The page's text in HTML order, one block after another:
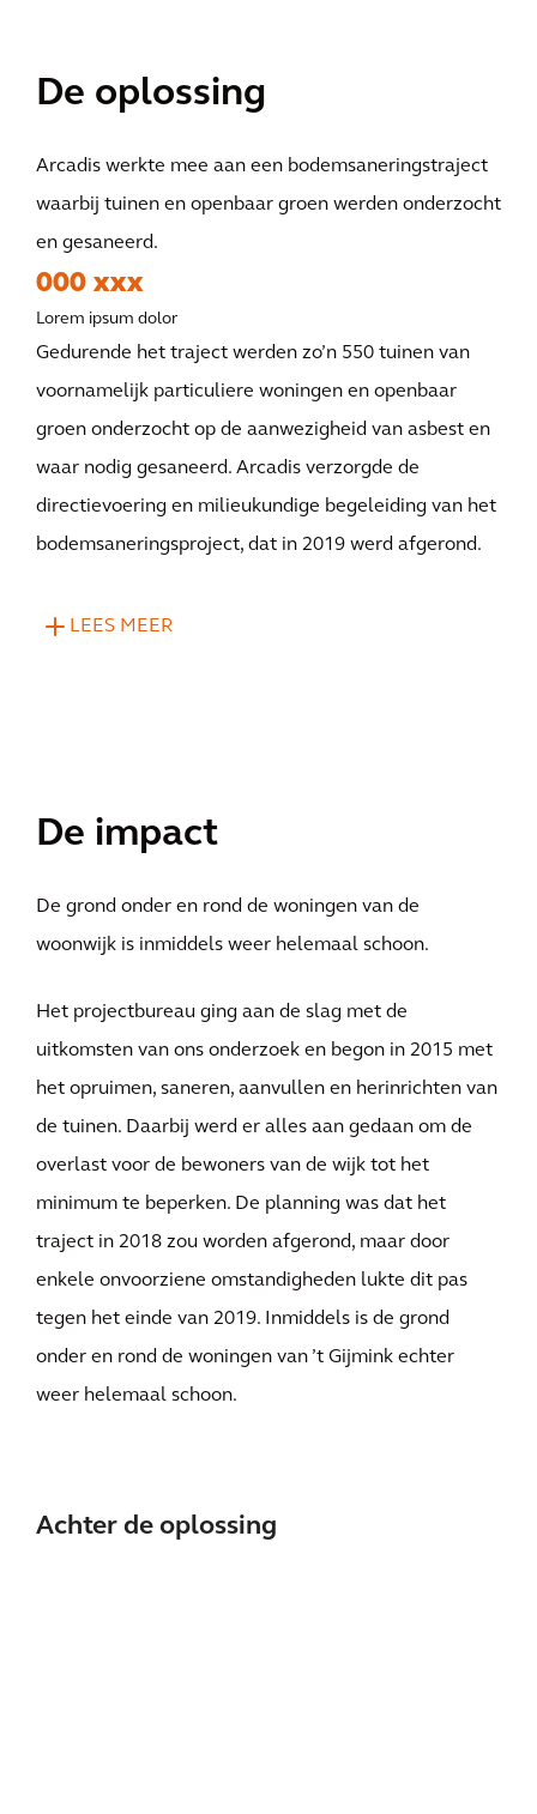
De oplossing
Arcadis werkte mee aan een bodemsaneringstraject
waarbij tuinen en openbaar groen werden onderzocht
en gesaneerd.
000 xxx
Lorem ipsum dolor
Gedurende het traject werden zo’n 550 tuinen van
voornamelijk particuliere woningen en openbaar
groen onderzocht op de aanwezigheid van asbest en
waar nodig gesaneerd. Arcadis verzorgde de
directievoering en milieukundige begeleiding van het
bodemsaneringsproject, dat in 2019 werd afgerond.
LEES MEER
De impact
De grond onder en rond de woningen van de
woonwijk is inmiddels weer helemaal schoon.
Het projectbureau ging aan de slag met de
uitkomsten van ons onderzoek en begon in 2015 met
het opruimen, saneren, aanvullen en herinrichten van
de tuinen. Daarbij werd er alles aan gedaan om de
overlast voor de bewoners van de wijk tot het
minimum te beperken. De planning was dat het
traject in 2018 zou worden afgerond, maar door
enkele onvoorziene omstandigheden lukte dit pas
tegen het einde van 2019. Inmiddels is de grond
onder en rond de woningen van ’t Gijmink echter
weer helemaal schoon.
Achter de oplossing